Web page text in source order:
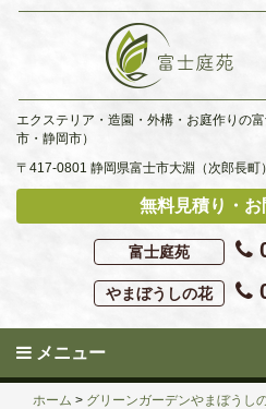
Skip
エクステリア・造園・外構・お庭作りの
市・静岡市）
〒417-0801 静岡県富士市大淵（次郎長町
無料見積り・
富士庭苑
やまぼうしの花
メニュー
ホーム > グリーンガーデンやまぼうし